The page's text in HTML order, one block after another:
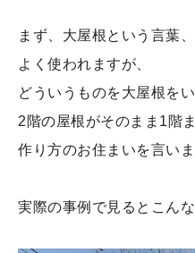
まず、大屋根という言葉
よく使われますが、
どういうものを大屋根を
2階の屋根がそのまま1階
作り方のお住まいを言いま
実際の事例で見るとこん